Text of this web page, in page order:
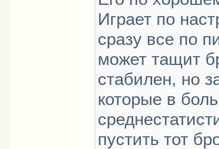
Играет по
сразу все по
может тащит
стабилен, но
которые в
пустить тот